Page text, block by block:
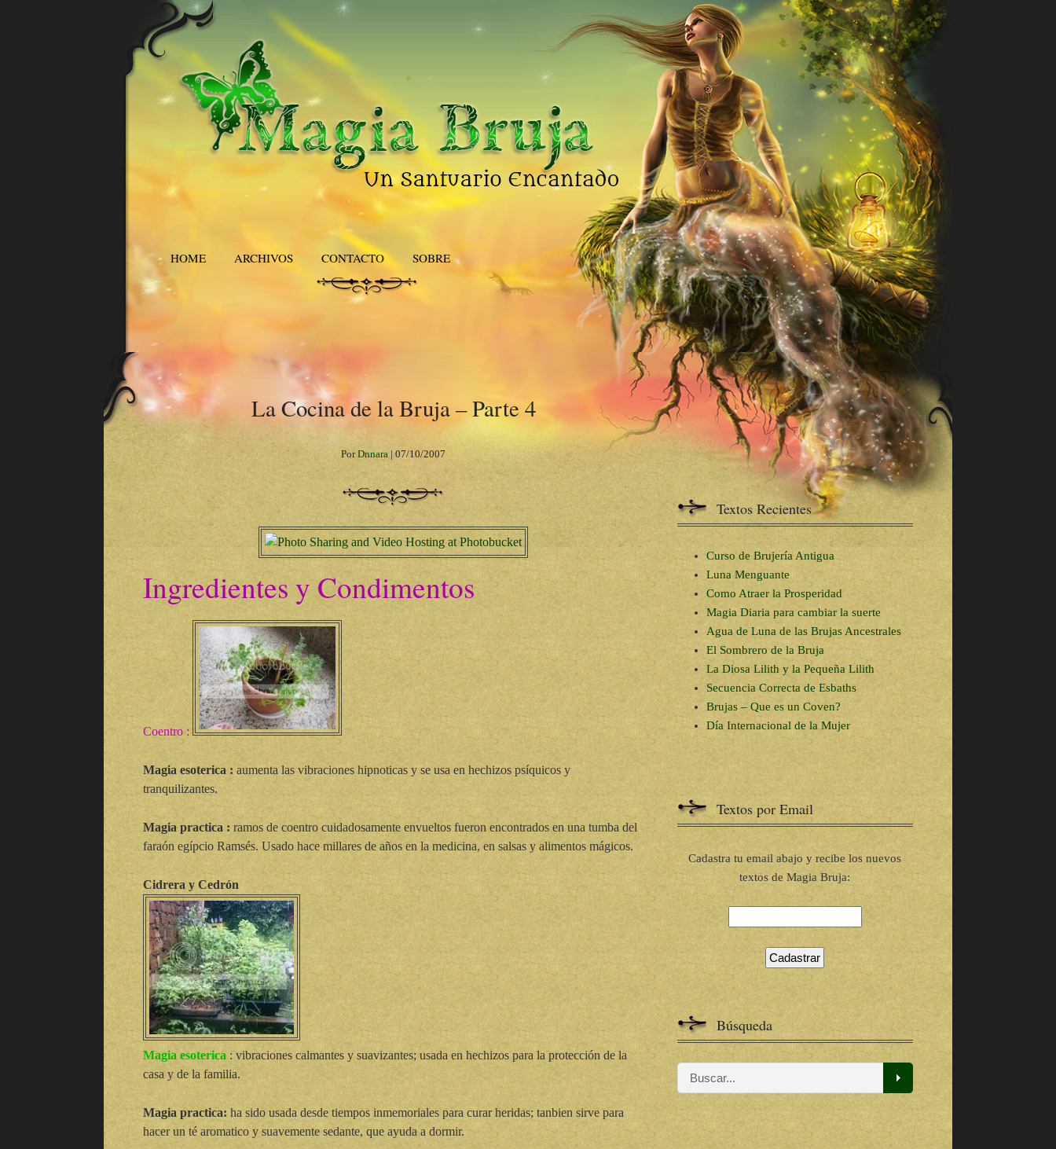
HOME ARCHIVOS CONTACTO SOBRE
La Cocina de la Bruja – Parte 4
PorDnnara | 07/10/2007
Ingredientes y Condimentos
Coentro :
Magia esoterica : aumenta las vibraciones hipnoticas y se usa en hechizos psíquicos y
tranquilizantes.
Magia practica : ramos de coentro cuidadosamente envueltos fueron encontrados en una tumba del
faraón egípcio Ramsés. Usado hace millares de años en la medicina, en salsas y alimentos mágicos.
Cidrera y Cedrón
Magia esoterica : vibraciones calmantes y suavizantes; usada en hechizos para la protección de la
casa y de la familia.
Magia practica: ha sido usada desde tiempos inmemoriales para curar heridas; tanbien sirve para
hacer un té aromatico y suavemente sedante, que ayuda a dormir.
Textos Recientes
Curso de Brujería Antigua
Luna Menguante
Como Atraer la Prosperidad
Magia Diaria para cambiar la suerte
Agua de Luna de las Brujas Ancestrales
El Sombrero de la Bruja
La Diosa Lilith y la Pequeña Lilith
Secuencia Correcta de Esbaths
Brujas – Que es un Coven?
Día Internacional de la Mujer
Textos por Email
Cadastra tu email abajo y recibe los nuevos
textos de Magia Bruja:
Búsqueda